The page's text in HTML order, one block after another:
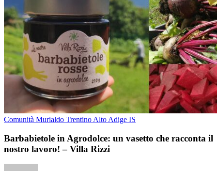
Comunità Murialdo Trentino Alto Adige IS
Barbabietole in Agrodolce: un vasetto che racconta il
nostro lavoro! – Villa Rizzi